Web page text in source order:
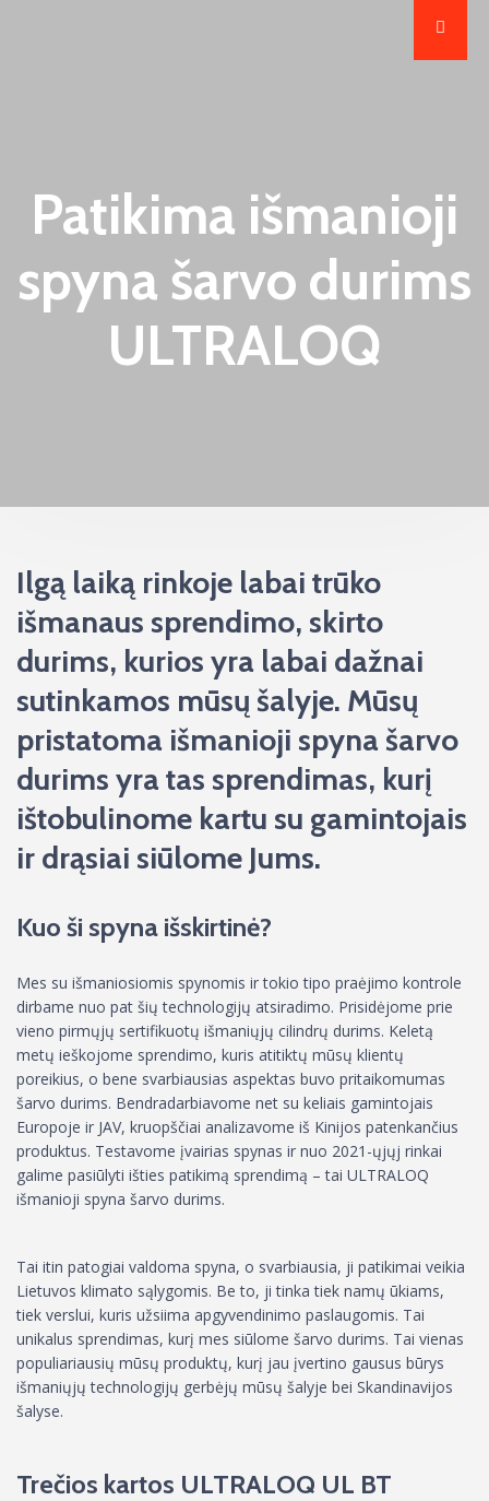
Patikima išmanioji
spyna šarvo durims
ULTRALOQ
Ilgą laiką rinkoje labai trūko
išmanaus sprendimo, skirto
durims, kurios yra labai dažnai
sutinkamos mūsų šalyje. Mūsų
pristatoma išmanioji spyna šarvo
durims yra tas sprendimas, kurį
ištobulinome kartu su gamintojais
ir drąsiai siūlome Jums.
Kuo ši spyna išskirtinė?
Mes su išmaniosiomis spynomis ir tokio tipo praėjimo kontrole
dirbame nuo pat šių technologijų atsiradimo. Prisidėjome prie
vieno pirmųjų sertifikuotų išmaniųjų cilindrų durims. Keletą
metų ieškojome sprendimo, kuris atitiktų mūsų klientų
poreikius, o bene svarbiausias aspektas buvo pritaikomumas
šarvo durims. Bendradarbiavome net su keliais gamintojais
Europoje ir JAV, kruopščiai analizavome iš Kinijos patenkančius
produktus. Testavome įvairias spynas ir nuo 2021-ųjųj rinkai
galime pasiūlyti išties patikimą sprendimą – tai ULTRALOQ
išmanioji spyna šarvo durims.
Tai itin patogiai valdoma spyna, o svarbiausia, ji patikimai veikia
Lietuvos klimato sąlygomis. Be to, ji tinka tiek namų ūkiams,
tiek verslui, kuris užsiima apgyvendinimo paslaugomis. Tai
unikalus sprendimas, kurį mes siūlome šarvo durims. Tai vienas
populiariausių mūsų produktų, kurį jau įvertino gausus būrys
išmaniųjų technologijų gerbėjų mūsų šalyje bei Skandinavijos
šalyse.
Trečios kartos ULTRALOQ UL BT